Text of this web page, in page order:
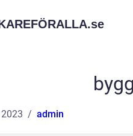
se
admin